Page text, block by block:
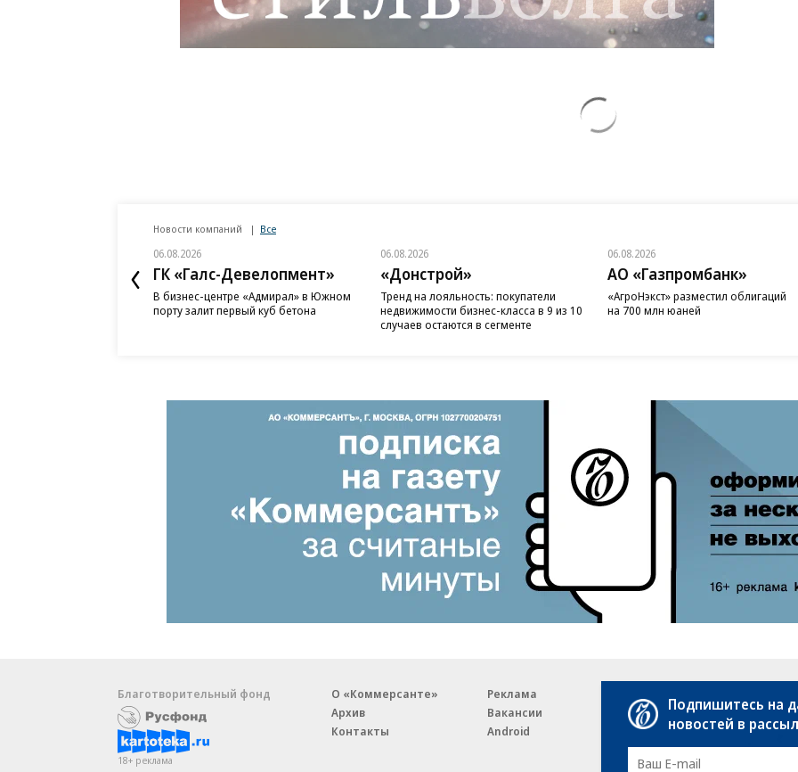
Новости компаний Все
06.08.2026
ГК «Галс-Девелопмент»
В бизнес-центре «Адмирал» в Южном
порту залит первый куб бетона
06.08.2026
«Донстрой»
Тренд на лояльность: покупатели
недвижимости бизнес-класса в 9 из 10
случаев остаются в сегменте
06.08.2026
АО «Газпромбанк»
«АгроНэкст» разместил облигаций
на 700 млн юаней
Благотворительный фонд
18+ реклама
О «Коммерсанте»
Архив
Контакты
Реклама
Вакансии
Android
Правовая информация
E-mail рассылки
Подпишитесь на
новостей в